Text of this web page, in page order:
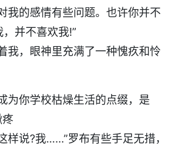
我的感情有些问题。也许你并不
并不喜欢我!”
我，眼神里充满了一种愧疚和怜
为你学校枯燥生活的点缀，是
疼
样说?我……”罗布有些手足无措，